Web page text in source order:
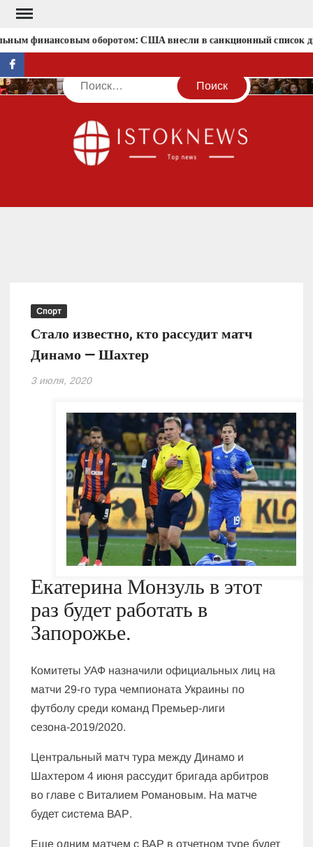
Перейти
содержимому
финансовым оборотом: США внесли в санкционный список
facebook
Поиск
Спорт
Стало известно, кто рассудит матч
Динамо — Шахтер
3 июля, 2020
Екатерина Монзуль в этот
раз будет работать в
Запорожье.
Комитеты УАФ назначили официальных лиц на
матчи 29-го тура чемпионата Украины по
футболу среди команд Премьер-лиги
сезона-2019/2020.
Центральный матч тура между Динамо и
Шахтером 4 июня рассудит бригада арбитров
во главе с Виталием Романовым. На матче
будет система ВАР.
Еще одним матчем с ВАР в отчетном туре будет